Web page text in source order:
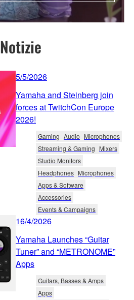
Notizie
5/5/2026
Yamaha and Steinberg join
forces at TwitchCon Europe
2026!
Gaming Audio Microphones
Streaming & Gaming Mixers
Studio Monitors
Headphones Microphones
Apps & Software
Accessories
Events & Campaigns
16/4/2026
Yamaha Launches “Guitar
Tuner” and “METRONOME”
Apps
Guitars, Basses & Amps
Apps